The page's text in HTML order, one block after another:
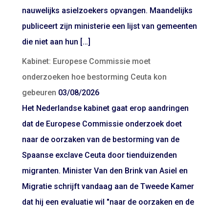
nauwelijks asielzoekers opvangen. Maandelijks
publiceert zijn ministerie een lijst van gemeenten
die niet aan hun […]
Kabinet: Europese Commissie moet
onderzoeken hoe bestorming Ceuta kon
gebeuren 03/08/2026
Het Nederlandse kabinet gaat erop aandringen
dat de Europese Commissie onderzoek doet
naar de oorzaken van de bestorming van de
Spaanse exclave Ceuta door tienduizenden
migranten. Minister Van den Brink van Asiel en
Migratie schrijft vandaag aan de Tweede Kamer
dat hij een evaluatie wil "naar de oorzaken en de